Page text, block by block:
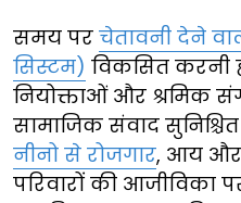
समय पर चेतावनी देने
सिस्टम) विकसित करनी
नियोक्ताओं और श्रमिक
सामाजिक संवाद
नीनो से रोजगार, आय
परिवारों की आजीविका